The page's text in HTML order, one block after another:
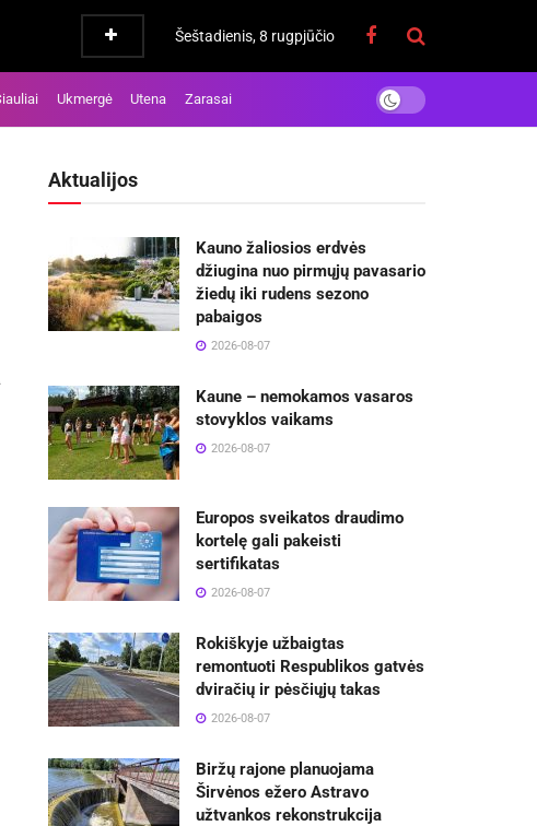
Šeštadienis, 8 rugpjūčio
Ukmergė Utena Zarasai
Aktualijos
Kauno žaliosios erdvės
džiugina nuo pirmųjų pavasario
žiedų iki rudens sezono
pabaigos
2026-08-07
Kaune – nemokamos vasaros
stovyklos vaikams
2026-08-07
Europos sveikatos draudimo
kortelę gali pakeisti
sertifikatas
2026-08-07
Rokiškyje užbaigtas
remontuoti Respublikos gatvės
dviračių ir pėsčiųjų takas
2026-08-07
Biržų rajone planuojama
Širvėnos ežero Astravo
užtvankos rekonstrukcija